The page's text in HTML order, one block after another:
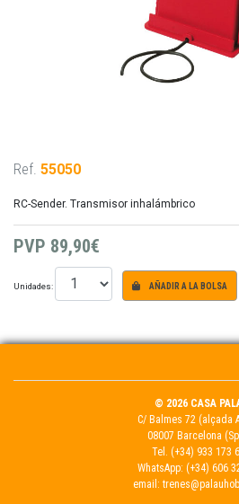
Ref. 55050
RC-Sender. Transmisor inhalámbrico
PVP 89,90€
Unidades: AÑADIR A LA BOLSA
© 2026 CASA
C/ Balmes 72 (alçada
08007 Barcelona
Tel. (+34) 933 173
WhatsApp: (+34) 606
email: